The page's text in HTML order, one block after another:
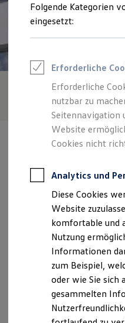
Gewerbliche
Service &
Menschen
ONE Business ID
Fahrzeugsuche &
Fahrzeugsuche
Fahrzeuge online
Digitaler
Kauf & Finanzierung
Online-
Für
Für
Profi Paket
TopDeal
Gebrauchtwagen
ProfiPartner
Zertifizierte
Finanzierung
Für
Für
Leasing
Für
Für
Versicherungen &
Verantwortlich für die Inhalte
Gommlich GmbH - Co. KG (
Meißner Straße
Montag-Freitag
Folgende Kategorien
eingesetzt:
Erforderliche
Erforderliche
nutzbar zu
Seitennavigation
Website
Cookies nicht
Analytics und
Diese Cookies
Website
komfortable und
Nutzung
Informationen
zum Beispiel,
oder wie Sie sich
gesammelten